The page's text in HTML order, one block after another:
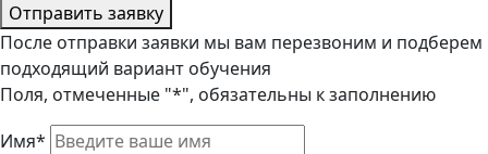
Отправить заявку
После отправки заявки мы вам перезвоним и подберем
подходящий вариант обучения
Поля, отмеченные "*", обязательны к заполнению
Имя*